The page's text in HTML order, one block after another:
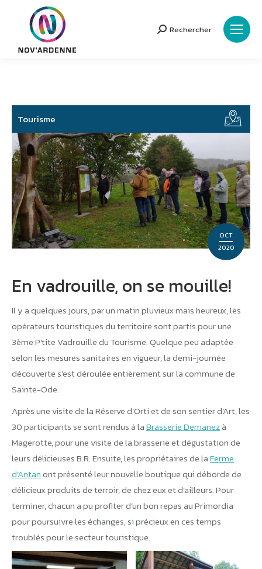
Search:
Rechercher
OCT
2020
Tourisme
En vadrouille, on se mouille!
Il y a quelques jours, par un matin pluvieux mais heureux, les
opérateurs touristiques du territoire sont partis pour une
3ème P’tite Vadrouille du Tourisme. Quelque peu adaptée
selon les mesures sanitaires en vigueur, la demi-journée
découverte s’est déroulée entièrement sur la commune de
Sainte-Ode.
Après une visite de la Réserve d’Orti et de son sentier d’Art, les
30 participants se sont rendus à laBrasserie Demanezà
Magerotte, pour une visite de la brasserie et dégustation de
leurs délicieuses B.R. Ensuite, les propriétaires de laFerme
d’Antanont présenté leur nouvelle boutique qui déborde de
délicieux produits de terroir, de chez eux et d’ailleurs. Pour
terminer, chacun a pu profiter d’un bon repas au Primordia
pour poursuivre les échanges, si précieux en ces temps
troublés pour le secteur touristique.